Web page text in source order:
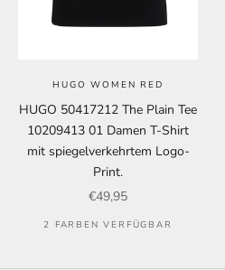
HUGO WOMEN RED
HUGO 50417212 The Plain Tee
10209413 01 Damen T-Shirt
mit spiegelverkehrtem Logo-
Print.
Angebot
€49,95
2 FARBEN VERFÜGBAR